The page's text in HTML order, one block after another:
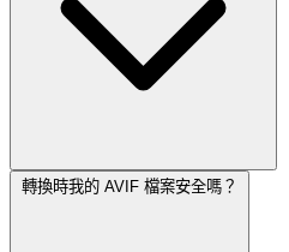
轉換時我的 AVIF 檔案安全嗎？